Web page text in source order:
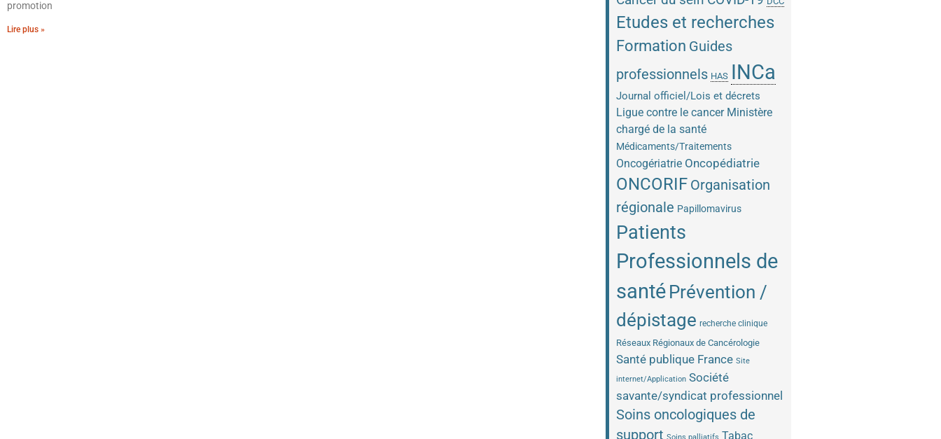
promotion
Lire plus » Etudes et recherches
Formation Guides
professionnels HAS INCa
Journal officiel/Lois et décrets
Ligue contre le cancer Ministère
chargé de la santé
Médicaments/Traitements
Oncogériatrie Oncopédiatrie
ONCORIF Organisation
régionale Papillomavirus
Patients
Professionnels de
santé Prévention /
dépistage recherche clinique
Réseaux Régionaux de Cancérologie
Santé publique France Site
internet/Application Société
savante/syndicat professionnel
Soins oncologiques de
support
Tabac